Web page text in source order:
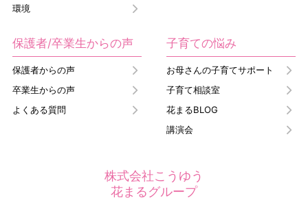
環境
保護者/卒業生からの声
保護者からの声
卒業生からの声
よくある質問
子育ての悩み
お母さんの子育てサポート
子育て相談室
花まるBLOG
講演会
株式会社こうゆう
花まるグループ